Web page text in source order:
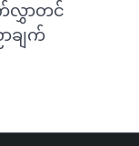
က်လွှာတင်
ချက်